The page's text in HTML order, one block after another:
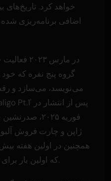
خواهد کرد.
اضافی برنامه‌ریزی
گروه پنج نفره که خود
می‌نویسد، می‌سازد و
فوریه ۲۰۲۵،
ژاپن و چارت فروش
که اولین بار برای یک آیدل مجازی کی‌پاپ بود.